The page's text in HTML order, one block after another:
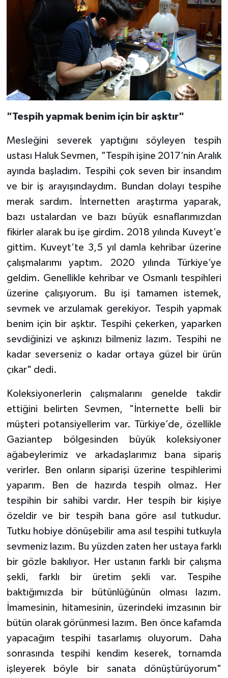
"Tespih yapmak benim için bir aşktır"
Mesleğini severek yaptığını söyleyen tespih
ustası Haluk Sevmen, "Tespih işine 2017’nin Aralık
ayında başladım. Tespihi çok seven bir insandım
ve bir iş arayışındaydım. Bundan dolayı tespihe
merak sardım. İnternetten araştırma yaparak,
bazı ustalardan ve bazı büyük esnaflarımızdan
fikirler alarak bu işe girdim. 2018 yılında Kuveyt’e
gittim. Kuveyt’te 3,5 yıl damla kehribar üzerine
çalışmalarımı yaptım. 2020 yılında Türkiye’ye
geldim. Genellikle kehribar ve Osmanlı tespihleri
üzerine çalışıyorum. Bu işi tamamen istemek,
sevmek ve arzulamak gerekiyor. Tespih yapmak
benim için bir aşktır. Tespihi çekerken, yaparken
sevdiğinizi ve aşkınızı bilmeniz lazım. Tespihi ne
kadar severseniz o kadar ortaya güzel bir ürün
çıkar" dedi.
Koleksiyonerlerin çalışmalarını genelde takdir
ettiğini belirten Sevmen, "İnternette belli bir
müşteri potansiyellerim var. Türkiye’de, özellikle
Gaziantep bölgesinden büyük koleksiyoner
ağabeylerimiz ve arkadaşlarımız bana sipariş
verirler. Ben onların siparişi üzerine tespihlerimi
yaparım. Ben de hazırda tespih olmaz. Her
tespihin bir sahibi vardır. Her tespih bir kişiye
özeldir ve bir tespih bana göre asıl tutkudur.
Tutku hobiye dönüşebilir ama asıl tespihi tutkuyla
sevmeniz lazım. Bu yüzden zaten her ustaya farklı
bir gözle bakılıyor. Her ustanın farklı bir çalışma
şekli, farklı bir üretim şekli var. Tespihe
baktığımızda bir bütünlüğünün olması lazım.
İmamesinin, hitamesinin, üzerindeki imzasının bir
bütün olarak görünmesi lazım. Ben önce kafamda
yapacağım tespihi tasarlamış oluyorum. Daha
sonrasında tespihi kendim keserek, tornamda
işleyerek böyle bir sanata dönüştürüyorum"